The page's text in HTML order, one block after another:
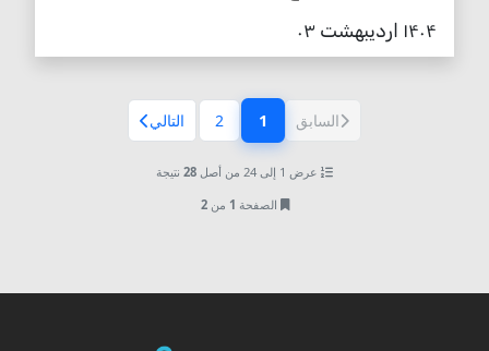
۱۴۰۴ اردیبهشت ۰۳
السابق 1(الصفحة الحالية)
2 التالي
عرض 1 إلى 24 من أصل 28 نتيجة
الصفحة 1 من2